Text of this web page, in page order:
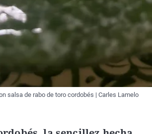
salsa de rabo de toro cordobés | Carles Lamelo